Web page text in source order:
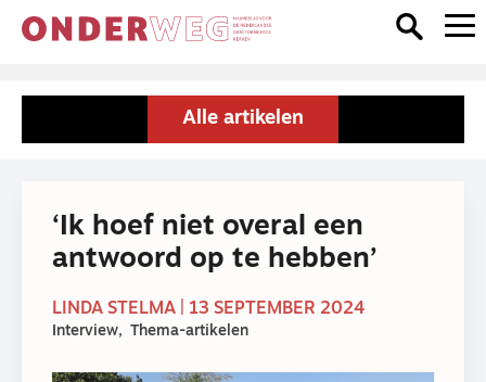
Alle artikelen
‘Ik hoef niet overal een
antwoord op te hebben’
LINDA STELMA | 13 SEPTEMBER 2024
Interview Thema-artikelen